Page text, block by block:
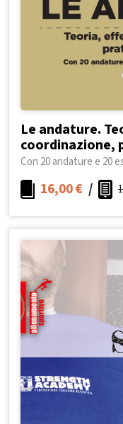
Le andature.
coordinazione,
Con 20 andature e 20
16,00€ /